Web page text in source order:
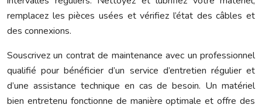
remplacez les pièces usées et vérifiez l’état des câbles et
des connexions.
Souscrivez un contrat de maintenance avec un professionnel
qualifié pour bénéficier d’un service d’entretien régulier et
d’une assistance technique en cas de besoin. Un matériel
bien entretenu fonctionne de manière optimale et offre des